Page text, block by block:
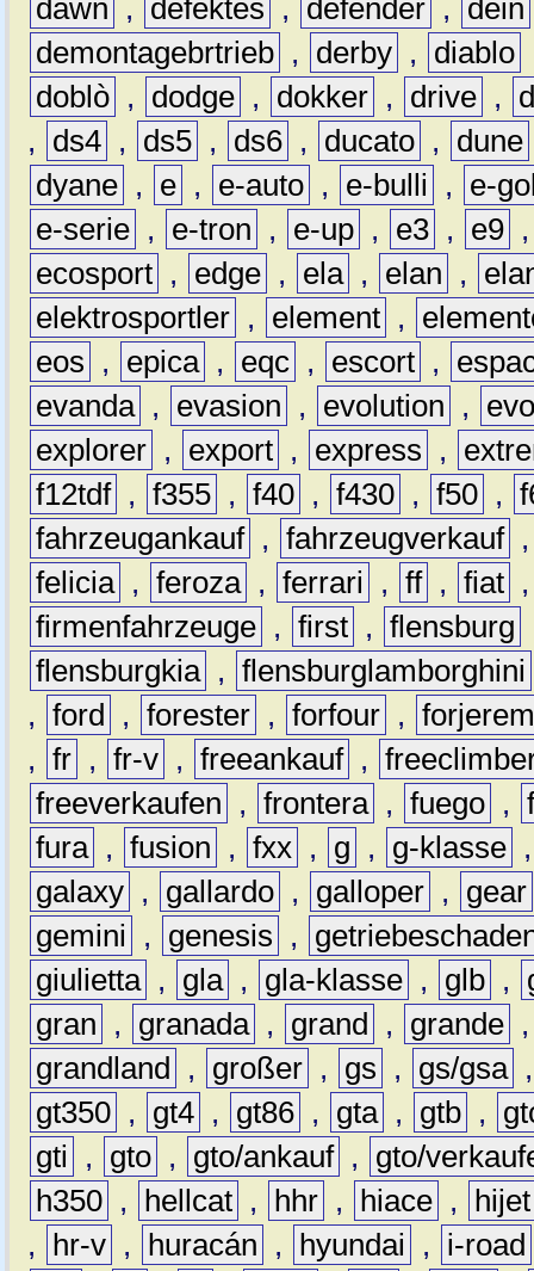
dawn , defektes , defender , dein
demontagebrtrieb , derby , diablo
doblò , dodge , dokker , drive ,
,
ds4 , ds5 , ds6 , ducato , dune
dyane , e , e-auto , e-bulli ,
e-
e-serie , e-tron , e-up , e3 , e9
ecosport , edge , ela , elan ,
elektrosportler , element ,
eos
, epica , eqc , escort ,
evanda , evasion , evolution ,
explorer , export , express ,
f12tdf , f355 , f40 , f430 , f50 ,
fahrzeugankauf , fahrzeugverkauf
felicia , feroza , ferrari , ff , fiat
firmenfahrzeuge , first , flensburg
flensburgkia , flensburglamborghini
, ford , forester , forfour ,
, fr , fr-v , freeankauf ,
freeverkaufen
, frontera , fuego ,
fura , fusion , fxx , g , g-klasse
galaxy , gallardo , galloper ,
gear
gemini
, genesis ,
giulietta , gla , gla-klasse , glb ,
gran
, granada , grand , grande
grandland
, großer , gs , gs/gsa
gt350 , gt4 , gt86 , gta , gtb ,
gti
, gto , gto/ankauf ,
gto/
h350 , hellcat , hhr , hiace ,
hijet
,
hr-v , huracán , hyundai ,
i-road